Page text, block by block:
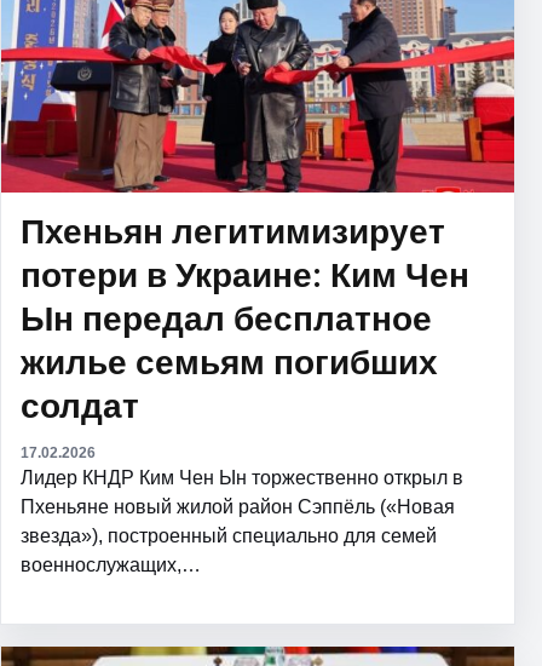
Пхеньян легитимизирует
потери в Украине: Ким Чен
Ын передал бесплатное
жилье семьям погибших
солдат
17.02.2026
Лидер КНДР Ким Чен Ын торжественно открыл в
Пхеньяне новый жилой район Сэппёль («Новая
звезда»), построенный специально для семей
военнослужащих,…